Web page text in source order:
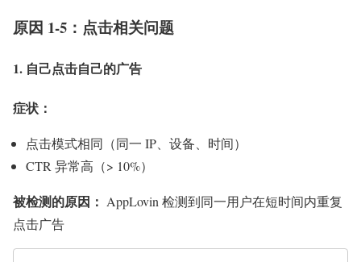
原因 1-5：点击相关问题
1. 自己点击自己的广告
症状：
点击模式相同（同一 IP、设备、时间）
CTR 异常高（> 10%）
被检测的原因： AppLovin 检测到同一用户在短时间内重复
点击广告